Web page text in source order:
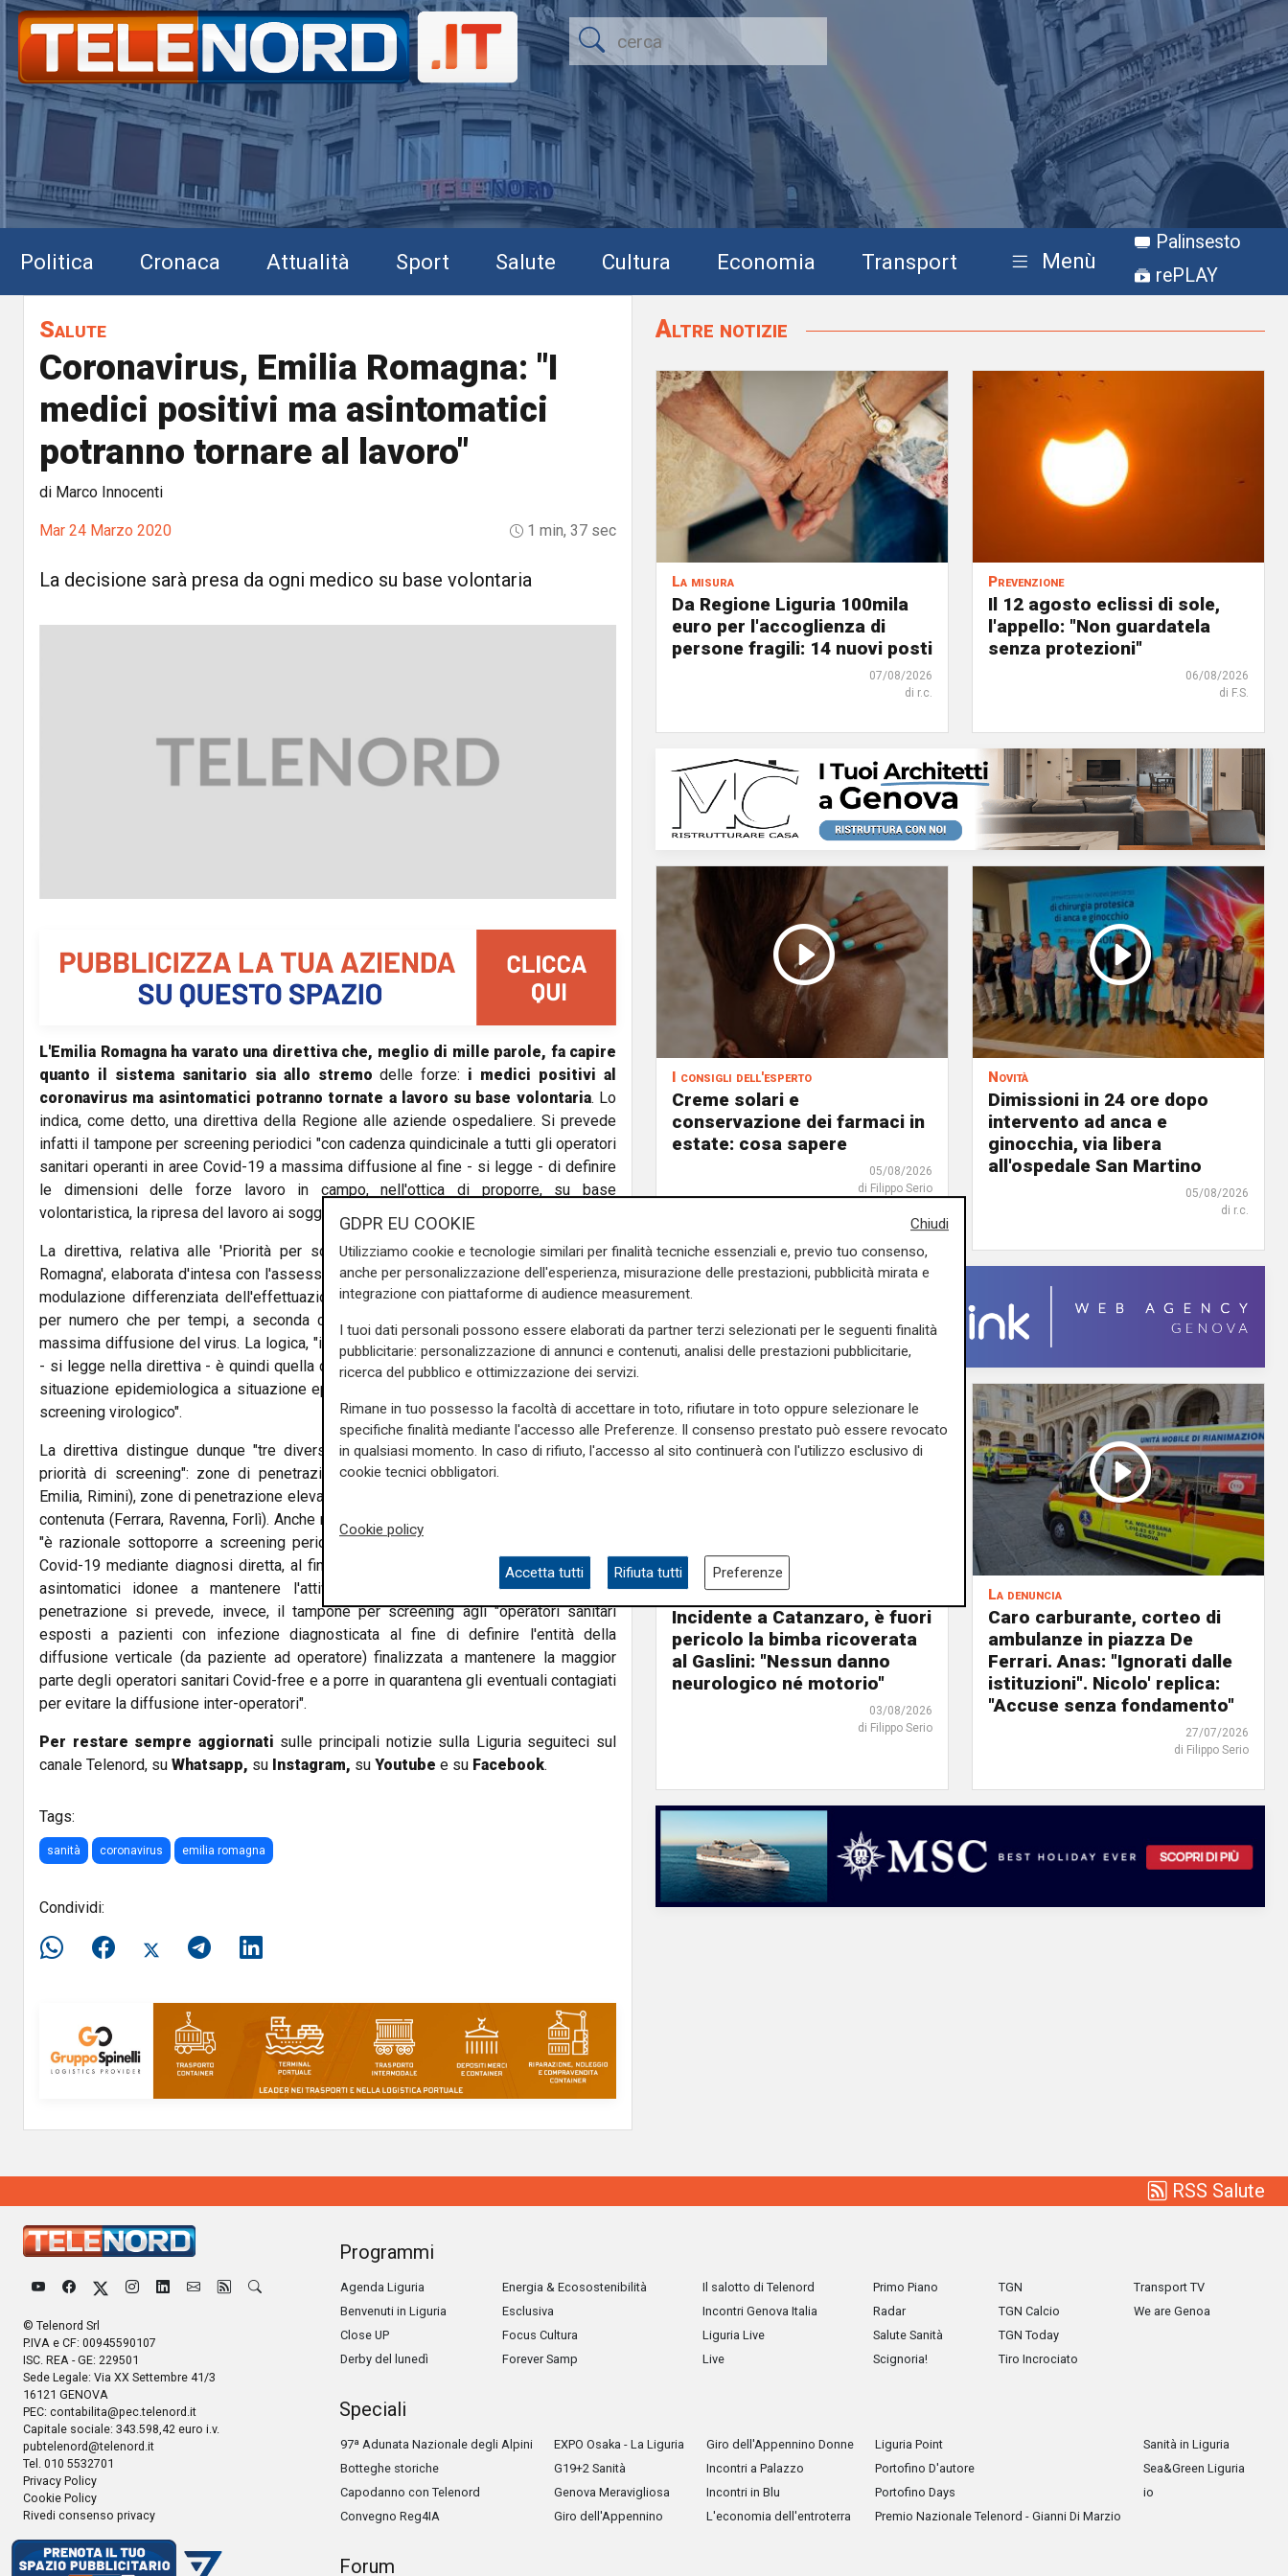
Politica Cronaca Attualità Sport Salute Cultura Economia Transport Menù
Palinsesto
rePLAY
Salute
Coronavirus, Emilia Romagna: "I
medici positivi ma asintomatici
potranno tornare al lavoro"
di Marco Innocenti
Mar 24 Marzo 2020 1 min, 37 sec
La decisione sarà presa da ogni medico su base volontaria
L'Emilia Romagna ha varato una direttiva che, meglio di mille parole, fa capire
quanto il sistema sanitario sia allo stremo delle forze: i medici positivi al
coronavirus ma asintomatici potranno tornate a lavoro su base volontaria. Lo
indica, come detto, una direttiva della Regione alle aziende ospedaliere. Si prevede
infatti il tampone per screening periodici "con cadenza quindicinale a tutti gli operatori
sanitari operanti in aree Covid-19 a massima diffusione al fine - si legge - di definire
le dimensioni delle forze lavoro in campo, nell'ottica di proporre, su base
volontaristica, la ripresa del lavoro ai soggetti positivi ma asintomatici".
La direttiva, relativa alle 'Priorità per screening diagnostico nella Regione Emilia
Romagna', elaborata d'intesa con l'assessore alle Politiche per la salute, prevede una
modulazione differenziata dell'effettuazione dei tamponi al personale sanitario, sia
per numero che per tempi, a seconda che siano in zone ad elevata, moderata o
massima diffusione del virus. La logica, "in un'ottica di contingentazione delle risorse
- si legge nella direttiva - è quindi quella di definire diversamente da area ad area, da
situazione epidemiologica a situazione epidemiologica, le priorità per l'utilizzo dello
screening virologico".
La direttiva distingue dunque "tre diversi scenari" nella Regione con "tre diverse
priorità di screening": zone di penetrazione massimale (Piacenza, Parma, Reggio
Emilia, Rimini), zone di penetrazione elevata (Modena, Bologna), zone di penetrazione
contenuta (Ferrara, Ravenna, Forlì). Anche nelle aree di elevata penetrazione, si legge,
"è razionale sottoporre a screening periodico gli operatori sanitari operanti in aree
Covid-19 mediante diagnosi diretta, al fine di identificare coorti di operatori sanitari
asintomatici idonee a mantenere l'attività lavorativa". Nelle aree di moderata
penetrazione si prevede, invece, il tampone per screening agli "operatori sanitari
esposti a pazienti con infezione diagnosticata al fine di definire l'entità della
diffusione verticale (da paziente ad operatore) finalizzata a mantenere la maggior
parte degli operatori sanitari Covid-free e a porre in quarantena gli eventuali contagiati
per evitare la diffusione inter-operatori".
Per restare sempre aggiornati sulle principali notizie sulla Liguria seguiteci sul
canale Telenord, su Whatsapp, su Instagram, su Youtube e su Facebook.
Tags:
sanità coronavirus emilia romagna
Condividi:
Altre notizie
La misura
Da Regione Liguria 100mila
euro per l'accoglienza di
persone fragili: 14 nuovi posti
07/08/2026
di r.c.
Prevenzione
Il 12 agosto eclissi di sole,
l'appello: "Non guardatela
senza protezioni"
06/08/2026
di F.S.
I consigli dell'esperto
Creme solari e
conservazione dei farmaci in
estate: cosa sapere
05/08/2026
di Filippo Serio
Novità
Dimissioni in 24 ore dopo
intervento ad anca e
ginocchia, via libera
all'ospedale San Martino
05/08/2026
di r.c.
Il miracolo
Incidente a Catanzaro, è fuori
pericolo la bimba ricoverata
al Gaslini: "Nessun danno
neurologico né motorio"
03/08/2026
di Filippo Serio
La denuncia
Caro carburante, corteo di
ambulanze in piazza De
Ferrari. Anas: "Ignorati dalle
istituzioni". Nicolo' replica:
"Accuse senza fondamento"
27/07/2026
di Filippo Serio
RSS Salute
© Telenord Srl
P.IVA e CF: 00945590107
ISC. REA - GE: 229501
Sede Legale: Via XX Settembre 41/3
16121 GENOVA
PEC: contabilita@pec.telenord.it
Capitale sociale: 343.598,42 euro i.v.
pubtelenord@telenord.it
Tel. 010 5532701
Privacy Policy
Cookie Policy
Rivedi consenso privacy
Programmi
Agenda Liguria
Benvenuti in Liguria
Close UP
Derby del lunedì
Energia & Ecosostenibilità
Esclusiva
Focus Cultura
Forever Samp
Il salotto di Telenord
Incontri Genova Italia
Liguria Live
Live
Primo Piano
Radar
Salute Sanità
Scignoria!
TGN
TGN Calcio
TGN Today
Tiro Incrociato
Transport TV
We are Genoa
Speciali
97ª Adunata Nazionale degli Alpini
Botteghe storiche
Capodanno con Telenord
Convegno Reg4IA
EXPO Osaka - La Liguria
G19+2 Sanità
Genova Meravigliosa
Giro dell'Appennino
Giro dell'Appennino Donne
Incontri a Palazzo
Incontri in Blu
L'economia dell'entroterra
Liguria Point
Portofino D'autore
Portofino Days
Premio Nazionale Telenord - Gianni Di Marzio
Sanità in Liguria
Sea&Green Liguria
io
Forum
Chiudi
GDPR EU COOKIE
Utilizziamo cookie e tecnologie similari per finalità tecniche essenziali e, previo tuo consenso,
anche per personalizzazione dell'esperienza, misurazione delle prestazioni, pubblicità mirata e
integrazione con piattaforme di audience measurement.
I tuoi dati personali possono essere elaborati da partner terzi selezionati per le seguenti finalità
pubblicitarie: personalizzazione di annunci e contenuti, analisi delle prestazioni pubblicitarie,
ricerca del pubblico e ottimizzazione dei servizi.
Rimane in tuo possesso la facoltà di accettare in toto, rifiutare in toto oppure selezionare le
specifiche finalità mediante l'accesso alle Preferenze. Il consenso prestato può essere revocato
in qualsiasi momento. In caso di rifiuto, l'accesso al sito continuerà con l'utilizzo esclusivo di
cookie tecnici obbligatori.
Cookie policy
Accetta tutti Rifiuta tutti Preferenze